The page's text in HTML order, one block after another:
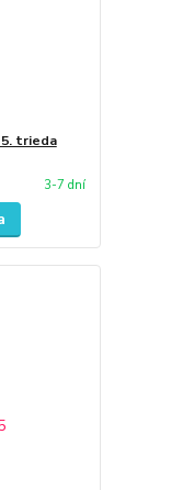
5. trieda
3-7 dní